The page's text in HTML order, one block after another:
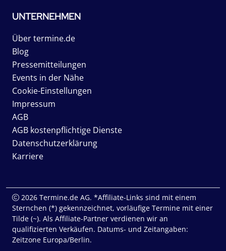
UNTERNEHMEN
Über termine.de
Blog
Pressemitteilungen
Events in der Nähe
Cookie-Einstellungen
Impressum
AGB
AGB kostenpflichtige Dienste
Datenschutzerklärung
Karriere
2026 Termine.de AG. *Affiliate-Links sind mit einem
Sternchen (*) gekennzeichnet, vorläufige Termine mit einer
Tilde (~). Als Affiliate-Partner verdienen wir an
qualifizierten Verkäufen. Datums- und Zeitangaben:
Zeitzone Europa/Berlin.